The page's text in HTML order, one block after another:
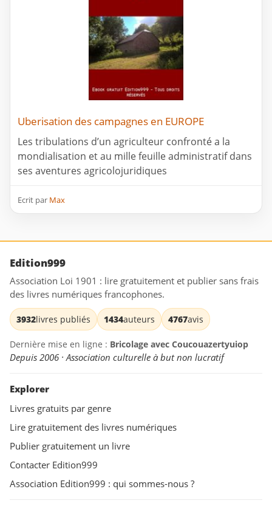
Uberisation des campagnes en EUROPE
Les tribulations d’un agriculteur confronté a la
mondialisation et au mille feuille administratif dans
ses aventures agricolojuridiques
Ecrit par Max
Edition999
Association Loi 1901 : lire gratuitement et publier sans frais
des livres numériques francophones.
3932livres publiés 1434auteurs 4767avis
Dernière mise en ligne : Bricolage avec Coucouazertyuiop
Depuis 2006 · Association culturelle à but non lucratif
Explorer
Livres gratuits par genre
Lire gratuitement des livres numériques
Publier gratuitement un livre
Contacter Edition999
Association Edition999 : qui sommes-nous ?